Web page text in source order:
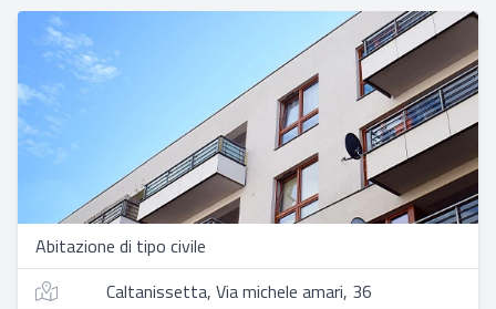
Abitazione di tipo civile
Caltanissetta, Via michele amari, 36